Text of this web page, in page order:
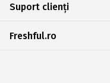
Suport clienți
Freshful.ro